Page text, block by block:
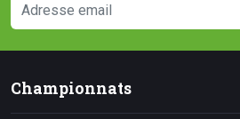
Championnats